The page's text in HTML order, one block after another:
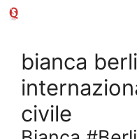
Vai
bianca
civile